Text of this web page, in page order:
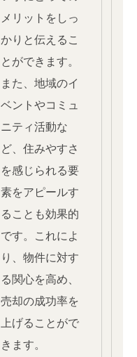
メリットをしっ
かりと伝えるこ
とができます。
また、地域のイ
ベントやコミュ
ニティ活動な
ど、住みやすさ
を感じられる要
素をアピールす
ることも効果的
です。これによ
り、物件に対す
る関心を高め、
売却の成功率を
上げることがで
きます。